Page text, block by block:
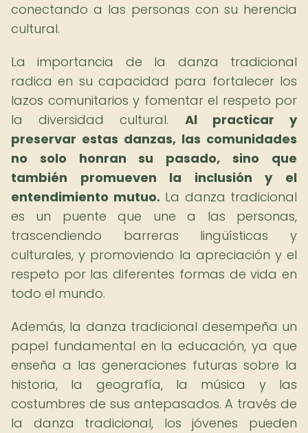
conectando a las personas con su herencia
cultural.
La importancia de la danza tradicional
radica en su capacidad para fortalecer los
lazos comunitarios y fomentar el respeto por
la diversidad cultural. Al practicar y
preservar estas danzas, las comunidades
no solo honran su pasado, sino que
también promueven la inclusión y el
entendimiento mutuo. La danza tradicional
es un puente que une a las personas,
trascendiendo barreras lingüísticas y
culturales, y promoviendo la apreciación y el
respeto por las diferentes formas de vida en
todo el mundo.
Además, la danza tradicional desempeña un
papel fundamental en la educación, ya que
enseña a las generaciones futuras sobre la
historia, la geografía, la música y las
costumbres de sus antepasados. A través de
la danza tradicional, los jóvenes pueden